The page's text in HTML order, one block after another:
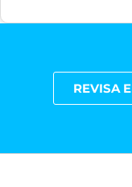
REVISA